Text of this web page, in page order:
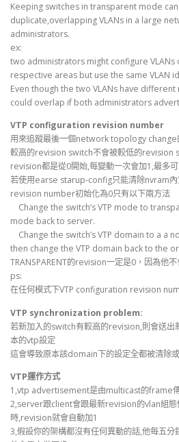
Keeping switches in transparent mode
duplicate,overlapping VLANs in a large
administrators.
ex:
two administrators might configure VLANs
respective areas but use the same VLAN
Even though the two VLANs have
could overlap if both administrators
VTP configuration revision number
用來追蹤最後一個network topology change
較高的revision switch不會被較低的revision
revision都是從0開始,每變動一次會加1,最多
若使用earse starup-config只能清除nvram
revision number初始化為0只有以下兩方法
Change the switch’s VTP mode to
mode back to server.
Change the switch’s VTP domain to a a
then change the VTP domain back to the
TRANSPARENT的revision一定是0，因為他
ps:
在任何模式下VTP configuration revision
VTP synchronization problem:
若新加入的switch有較高的revision,則會送
本的vtp設定
這會導致原本該domain下的設定全都被清除
VTP運作方式
1,vtp advertisement是由multicast的frame
2,server跟client會跟最新revision的vlan組態
時,revision就會自動加1
3,假設你的架構都沒有任何異動的話,他每五